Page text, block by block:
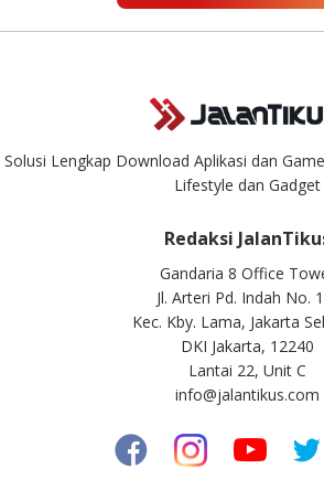
Solusi Lengkap Download Aplikasi dan
Lifestyle dan Gadget
Redaksi
Gandaria 8 Office
Jl. Arteri Pd. Indah No.
Kec. Kby. Lama, Jakarta
DKI Jakarta, 12240
Lantai 22, Unit C
info@jalantikus.com